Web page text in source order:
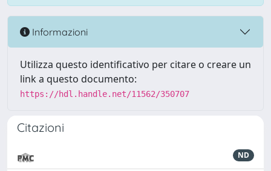
Informazioni
Utilizza questo identificativo per citare o creare un
link a questo documento:
https://hdl.handle.net/11562/350707
Citazioni
ND